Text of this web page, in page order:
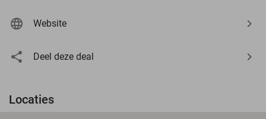
Website
Deel deze deal
Locaties